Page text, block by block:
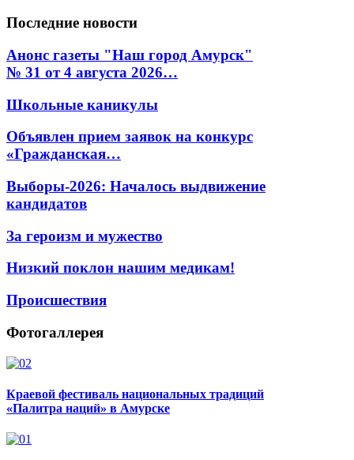
Последние новости
Анонс газеты "Наш город Амурск"
№ 31 от 4 августа 2026…
Школьные каникулы
Объявлен прием заявок на конкурс
«Гражданская…
Выборы-2026: Началось выдвижение
кандидатов
За героизм и мужество
Низкий поклон нашим медикам!
Происшествия
Фотогаллерея
Краевой фестиваль национальных традиций
«Палитра наций» в Амурске